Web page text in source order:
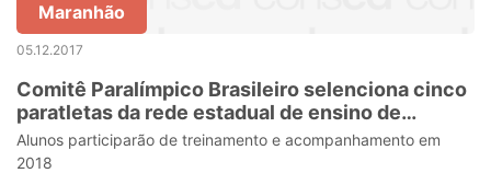
Maranhão
05.12.2017
Comitê Paralímpico Brasileiro selenciona cinco
paratletas da rede estadual de ensino de
Sergipe
Alunos participarão de treinamento e acompanhamento em
2018